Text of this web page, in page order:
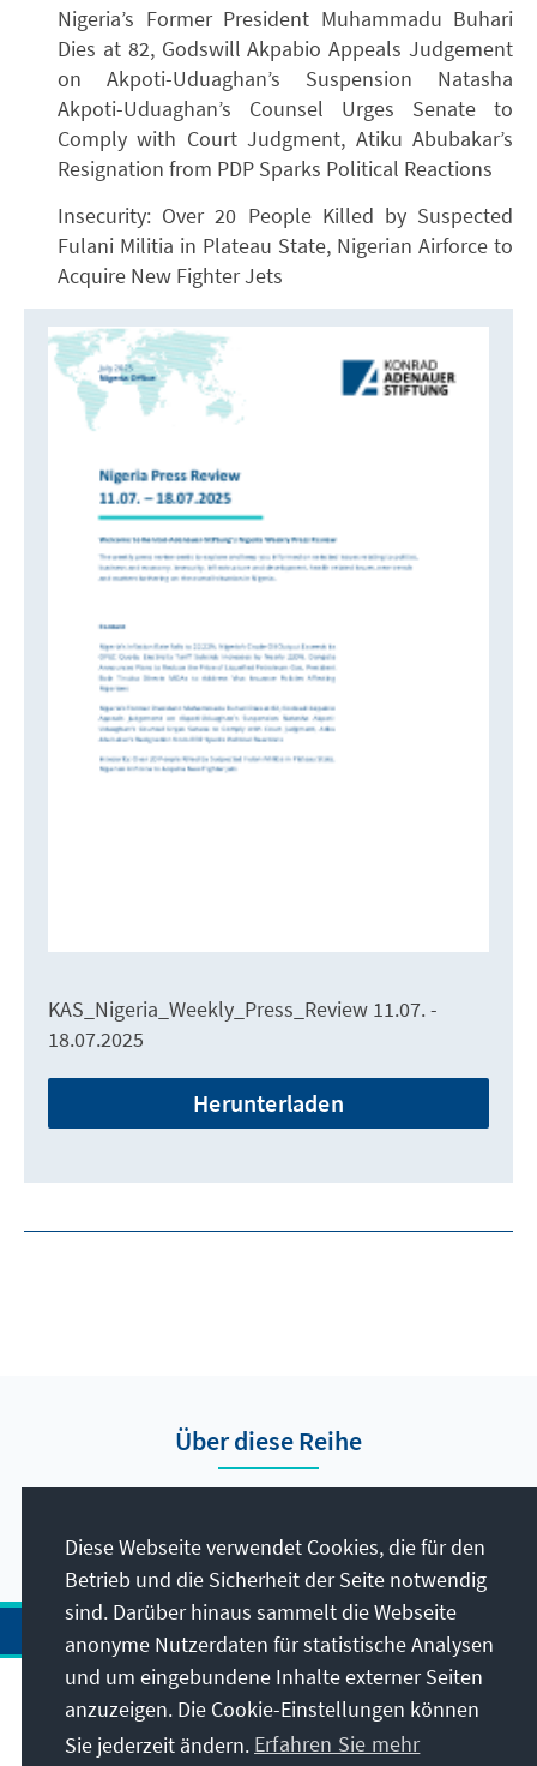
Nigeria’s Former President Muhammadu Buhari
Dies at 82, Godswill Akpabio Appeals Judgement
on Akpoti-Uduaghan’s Suspension Natasha
Akpoti-Uduaghan’s Counsel Urges Senate to
Comply with Court Judgment, Atiku Abubakar’s
Resignation from PDP Sparks Political Reactions
Insecurity: Over 20 People Killed by Suspected
Fulani Militia in Plateau State, Nigerian Airforce to
Acquire New Fighter Jets
KAS_Nigeria_Weekly_Press_Review 11.07. -
18.07.2025
Herunterladen
Über diese Reihe
Nigeria.
Anschrift
Diese Webseite verwendet Cookies, die für den
Betrieb und die Sicherheit der Seite notwendig
sind. Darüber hinaus sammelt die Webseite
anonyme Nutzerdaten für statistische Analysen
und um eingebundene Inhalte externer Seiten
anzuzeigen. Die Cookie-Einstellungen können
Sie jederzeit ändern. Erfahren Sie mehr